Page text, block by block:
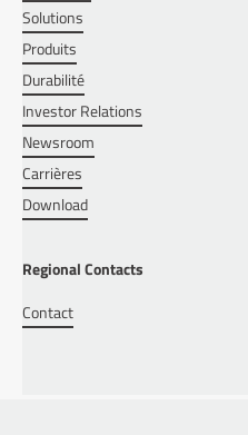
Solutions
Produits
Durabilité
Investor Relations
Newsroom
Carrières
Download
Regional Contacts
Contact